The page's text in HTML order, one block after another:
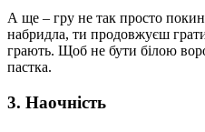
А ще – гру не так просто
набридла, ти продовжуєш
грають. Щоб не бути білою
пастка.
3. Наочність